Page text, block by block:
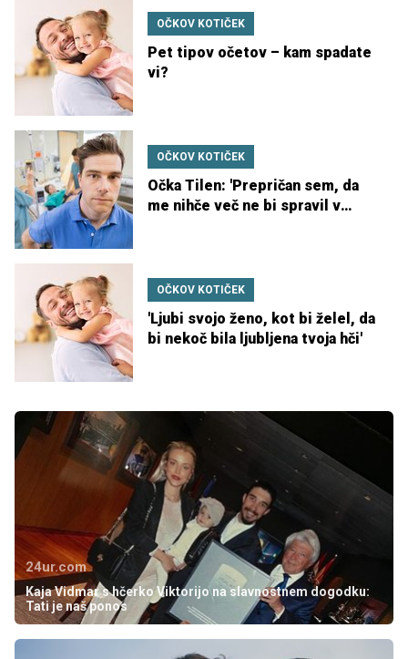
OČKOV KOTIČEK
Pet tipov očetov – kam spadate
vi?
OČKOV KOTIČEK
Očka Tilen: 'Prepričan sem, da
me nihče več ne bi spravil v
OČKOV KOTIČEK
'Ljubi svojo ženo, kot bi želel, da
bi nekoč bila ljubljena tvoja hči'
24ur.com
Kaja Vidmar s hčerko Viktorijo na slavnostnem dogodku:
Tati je naš ponos